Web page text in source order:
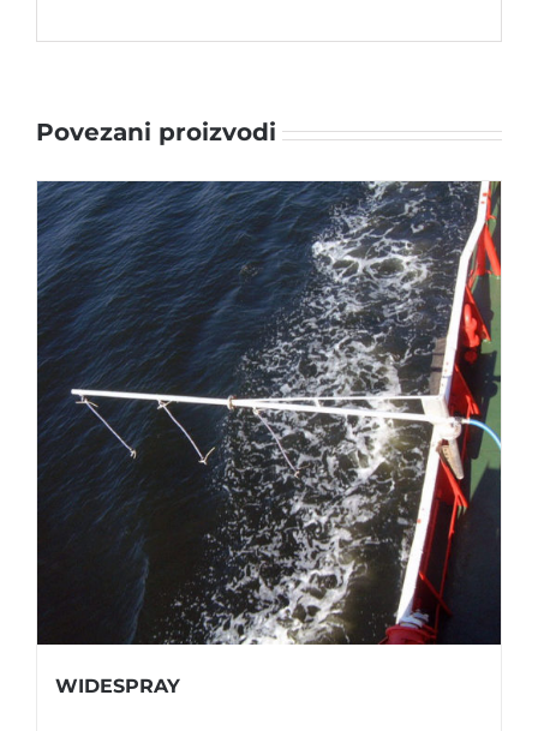
Povezani proizvodi
WIDESPRAY